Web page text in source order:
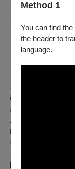
Method 1
You can find
the header to
language.
藝術總監暨編舞 蔡
畢業於臺灣國立臺
為2017/2018年度
B.DANCE 藝術總
年，以原創作品向
青睞，於多國編舞
國際市場，以作品